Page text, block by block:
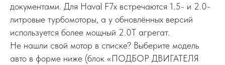
документами. Для Haval F7x встречаются 1.5- и 2.0-
литровые турбомоторы, а у обновлённых версий
используется более мощный 2.0T агрегат.
Не нашли свой мотор в списке? Выберите модель
авто в форме ниже (блок «ПОДБОР ДВИГАТЕЛЯ